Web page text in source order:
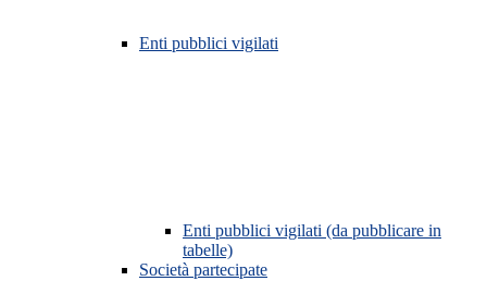
Enti pubblici vigilati
Enti pubblici vigilati (da pubblicare in
tabelle)
Società partecipate